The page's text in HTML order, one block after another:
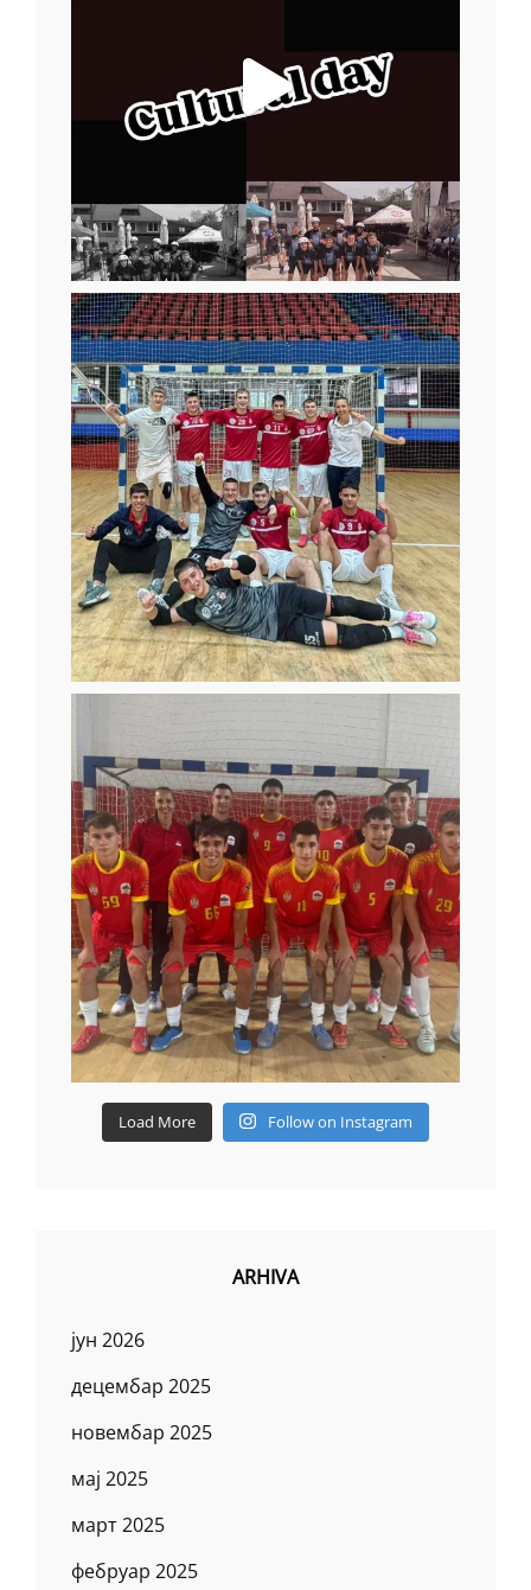
Load More Follow on Instagram
ARHIVA
јун 2026
децембар 2025
новембар 2025
мај 2025
март 2025
фебруар 2025